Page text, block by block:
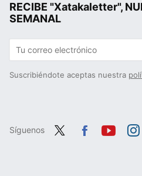
RECIBE "Xatakaletter",
SEMANAL
Suscribiéndote aceptas nuestra
Síguenos